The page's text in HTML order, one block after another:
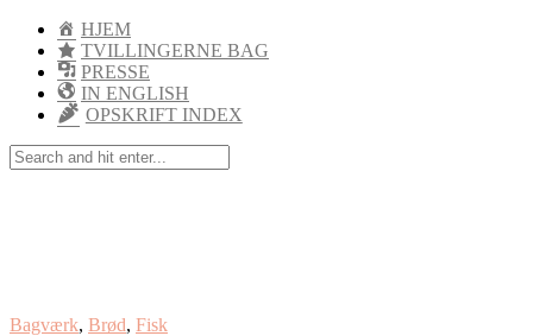
HJEM
TVILLINGERNE BAG
PRESSE
IN ENGLISH
OPSKRIFT INDEX
Bagværk, Brød, Fisk